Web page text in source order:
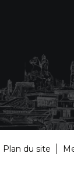
Plan du site